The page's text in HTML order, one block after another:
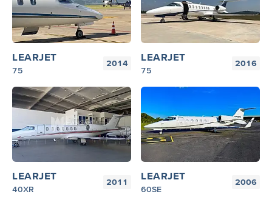
LEARJET
75
2014
LEARJET
75
2016
LEARJET
40XR
2011
LEARJET
60SE
2006